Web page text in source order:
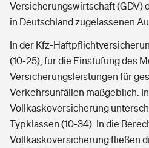
Versicherungswirtschaft (GDV)
in Deutschland zugelassenen
In der Kfz-
(10-25), für die Einstufung des
Versicherungsleistungen für
Verkehrsunfällen maßgeblich.
Vollkaskoversicherung
Typklassen (10-34). In die
Vollkaskoversicherung fließen